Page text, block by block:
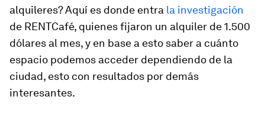
alquileres? Aquí es donde entra la investigación
de RENTCafé, quienes fijaron un alquiler de 1.500
dólares al mes, y en base a esto saber a cuánto
espacio podemos acceder dependiendo de la
ciudad, esto con resultados por demás
interesantes.